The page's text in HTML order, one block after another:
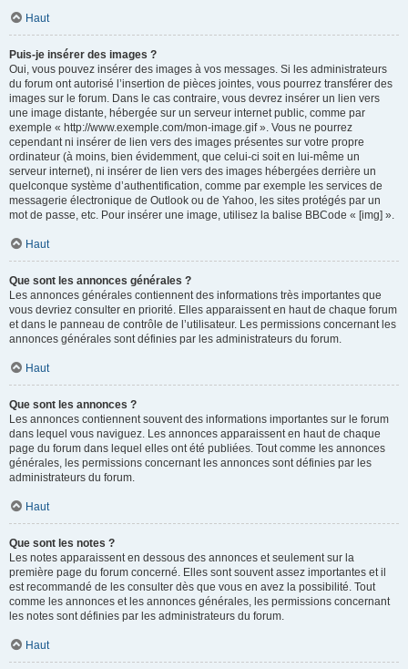
Haut
Puis-je insérer des images ?
Oui, vous pouvez insérer des images à vos messages. Si les administrateurs
du forum ont autorisé l’insertion de pièces jointes, vous pourrez transférer des
images sur le forum. Dans le cas contraire, vous devrez insérer un lien vers
une image distante, hébergée sur un serveur internet public, comme par
exemple « http://www.exemple.com/mon-image.gif ». Vous ne pourrez
cependant ni insérer de lien vers des images présentes sur votre propre
ordinateur (à moins, bien évidemment, que celui-ci soit en lui-même un
serveur internet), ni insérer de lien vers des images hébergées derrière un
quelconque système d’authentification, comme par exemple les services de
messagerie électronique de Outlook ou de Yahoo, les sites protégés par un
mot de passe, etc. Pour insérer une image, utilisez la balise BBCode « [img] ».
Haut
Que sont les annonces générales ?
Les annonces générales contiennent des informations très importantes que
vous devriez consulter en priorité. Elles apparaissent en haut de chaque forum
et dans le panneau de contrôle de l’utilisateur. Les permissions concernant les
annonces générales sont définies par les administrateurs du forum.
Haut
Que sont les annonces ?
Les annonces contiennent souvent des informations importantes sur le forum
dans lequel vous naviguez. Les annonces apparaissent en haut de chaque
page du forum dans lequel elles ont été publiées. Tout comme les annonces
générales, les permissions concernant les annonces sont définies par les
administrateurs du forum.
Haut
Que sont les notes ?
Les notes apparaissent en dessous des annonces et seulement sur la
première page du forum concerné. Elles sont souvent assez importantes et il
est recommandé de les consulter dès que vous en avez la possibilité. Tout
comme les annonces et les annonces générales, les permissions concernant
les notes sont définies par les administrateurs du forum.
Haut